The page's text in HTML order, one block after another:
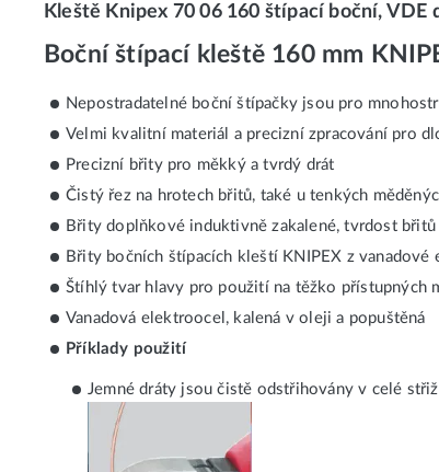
Kleště Knipex 70 06 160 štípací boční, VDE
Boční štípací kleště 160 mm
Nepostradatelné boční štípačky jsou pro
Velmi kvalitní materiál a precizní zpracování pro
Precizní břity pro měkký a tvrdý drát
Čistý řez na hrotech břitů, také u tenkých
Břity doplňkové induktivně zakalené, tvrdost břitů
Břity bočních štípacích kleští KNIPEX z
Štíhlý tvar hlavy pro použití na těžko přístupných
Vanadová elektroocel, kalená v oleji a popuštěná
Příklady použití
Jemné dráty jsou čistě odstřihovány v celé